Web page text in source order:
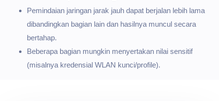
Pemindaian jaringan jarak jauh dapat berjalan lebih lama
dibandingkan bagian lain dan hasilnya muncul secara
bertahap.
Beberapa bagian mungkin menyertakan nilai sensitif
(misalnya kredensial WLAN kunci/profile).